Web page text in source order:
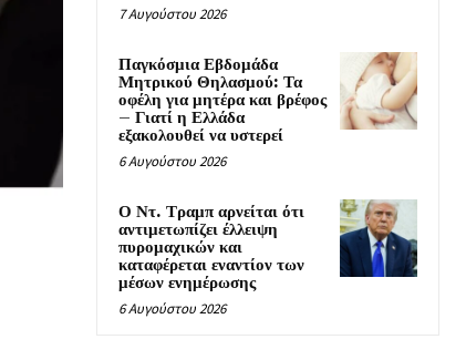
7 Αυγούστου 2026
Παγκόσμια Εβδομάδα
Μητρικού Θηλασμού: Τα
οφέλη για μητέρα και βρέφος
– Γιατί η Ελλάδα
εξακολουθεί να υστερεί
6 Αυγούστου 2026
Ο Ντ. Τραμπ αρνείται ότι
αντιμετωπίζει έλλειψη
πυρομαχικών και
καταφέρεται εναντίον των
μέσων ενημέρωσης
6 Αυγούστου 2026